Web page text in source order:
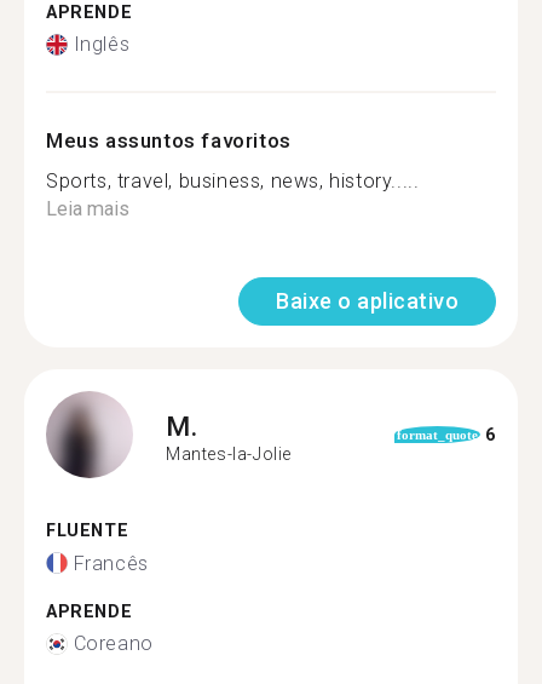
APRENDE
Inglês
Meus assuntos favoritos
Sports, travel, business, news, history.....
Leia mais
Baixe o aplicativo
M.
Mantes-la-Jolie
format_quote 6
FLUENTE
Francês
APRENDE
Coreano